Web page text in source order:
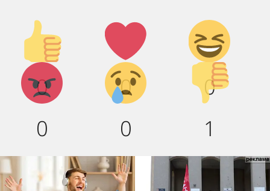
Палец
вверх!
0
Лайк!
0
Дикий
смех!
0
Агрессия!
0
Грусть :
(
0
Палец
вниз!
1